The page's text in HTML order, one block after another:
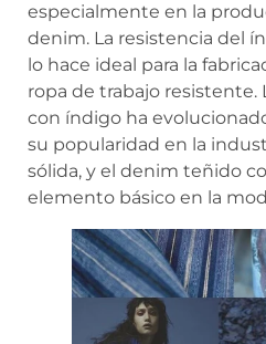
especialmente en la
denim. La resistencia del
lo hace ideal para la
ropa de trabajo
con índigo ha
su popularidad en la
sólida, y el denim teñido
elemento básico en la